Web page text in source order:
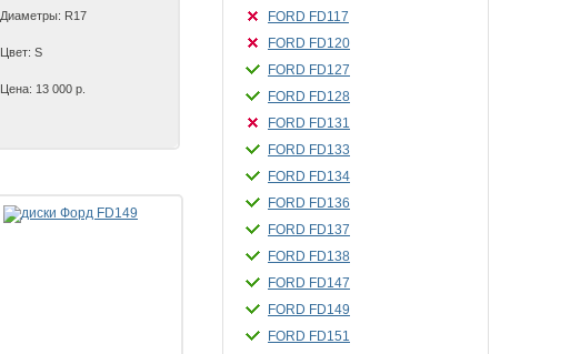
FORD FD117
FORD FD120
FORD FD127
FORD FD128
FORD FD131
FORD FD133
FORD FD134
FORD FD136
FORD FD137
FORD FD138
FORD FD147
FORD FD149
FORD FD151
Диаметры: R17
Цвет: S
Цена: 13 000 р.